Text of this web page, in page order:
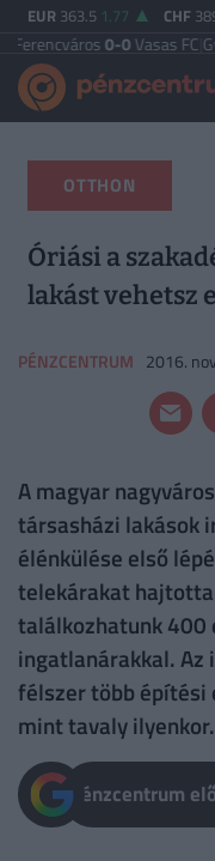
EUR 363.5 1.77 CHF
0-0Vasas FC|Győri ETO FC
OTTHON
Óriási a
lakást vehetsz
PÉNZCENTRUM 2016.
A magyar
társasházi lakások
élénkülése első
telekárakat
találkozhatunk
ingatlanárakkal. Az
félszer több építési
mint tavaly ilyenkor.
Pénzcentrum